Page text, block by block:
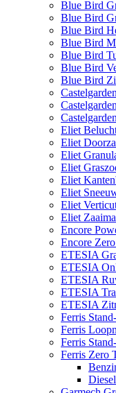
Blue Bird
Blue Bird
Blue Bird
Blue Bird
Blue Bird
Blue Bird
Blue Bird
Eliet
Eliet
Eliet
Eliet
Eliet
Eliet
Eliet
Eliet
Encore
Encore
ETESIA
ETESIA
ETESIA
ETESIA
ETESIA
Ferris
Ferris
Ferris
Ferris Zero